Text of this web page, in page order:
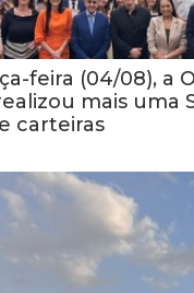
feira (04/08), a
mais uma
carteiras